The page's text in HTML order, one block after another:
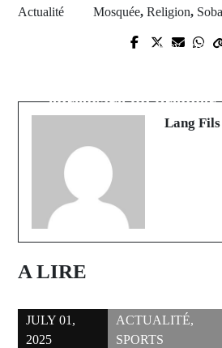
Actualité
Mosquée,Religion,
Prev Post
enregistre un premier
Lang Fils
A LIRE
JULY 01,
2025
ACTUALITÉ,
SPORTS